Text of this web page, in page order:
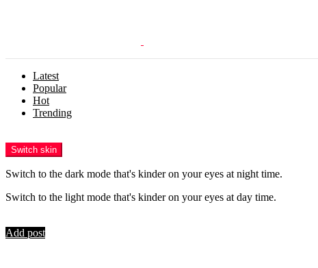
Latest
Popular
Hot
Trending
Switch skin
Switch to the dark mode that's kinder on your eyes at night time.
Switch to the light mode that's kinder on your eyes at day time.
Add post